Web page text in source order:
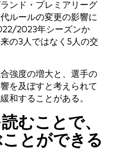
ンド・プレミアリーグ
ルールの変更の影響に
2023年シーズンか
の3人ではなく5人の交
強度の増大と、選手の
を及ぼすと考えられて
和することがある。
むことで、
とができる